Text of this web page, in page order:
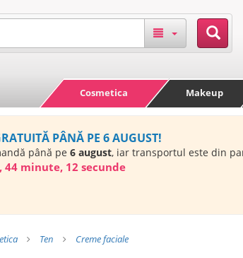
Cosmetica Makeup
PÂNĂ PE 6 AUGUST!
până pe 6 august, iar transportul este din
44 minute, 11 secunde
Ten Creme faciale